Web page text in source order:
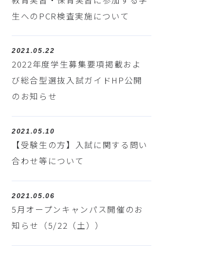
生へのPCR検査実施について
2021.05.22
2022年度学生募集要項掲載およ
び総合型選抜入試ガイドHP公開
のお知らせ
2021.05.10
【受験生の方】入試に関する問い
合わせ等について
2021.05.06
5月オープンキャンパス開催のお
知らせ（5/22（土））